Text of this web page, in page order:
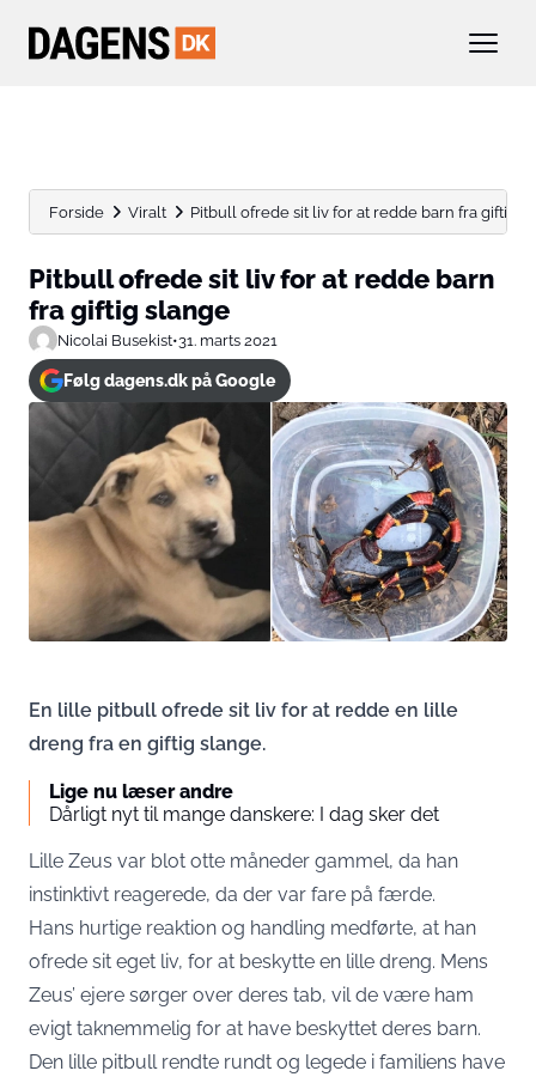
Forside Viralt Pitbull ofrede sit liv for at redde barn fra giftig...
Pitbull ofrede sit liv for at redde barn
fra giftig slange
Nicolai Busekist•31. marts 2021
Følg dagens.dk på Google
En lille pitbull ofrede sit liv for at redde en lille
dreng fra en giftig slange.
Lige nu læser andre
Dårligt nyt til mange danskere: I dag sker det
Lille Zeus var blot otte måneder gammel, da han
instinktivt reagerede, da der var fare på færde.
Hans hurtige reaktion og handling medførte, at han
ofrede sit eget liv, for at beskytte en lille dreng. Mens
Zeus’ ejere sørger over deres tab, vil de være ham
evigt taknemmelig for at have beskyttet deres barn.
Den lille pitbull rendte rundt og legede i familiens have